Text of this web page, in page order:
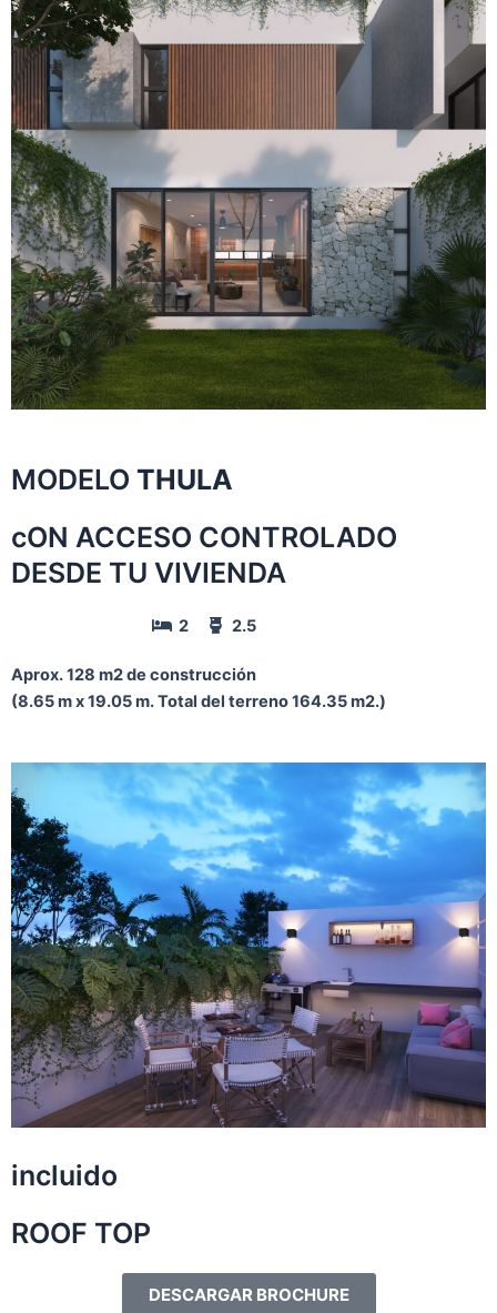
MODELO THULA
cON ACCESO CONTROLADO
DESDE TU VIVIENDA
2 2.5
Aprox. 128 m2 de construcción
(8.65 m x 19.05 m. Total del terreno 164.35 m2.)
incluido
ROOF TOP
DESCARGAR BROCHURE